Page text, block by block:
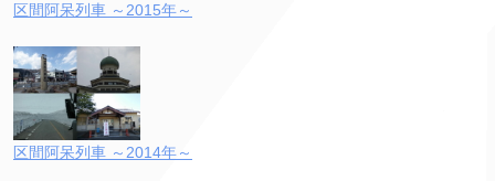
区間阿呆列車 ～2015年～
区間阿呆列車 ～2014年～